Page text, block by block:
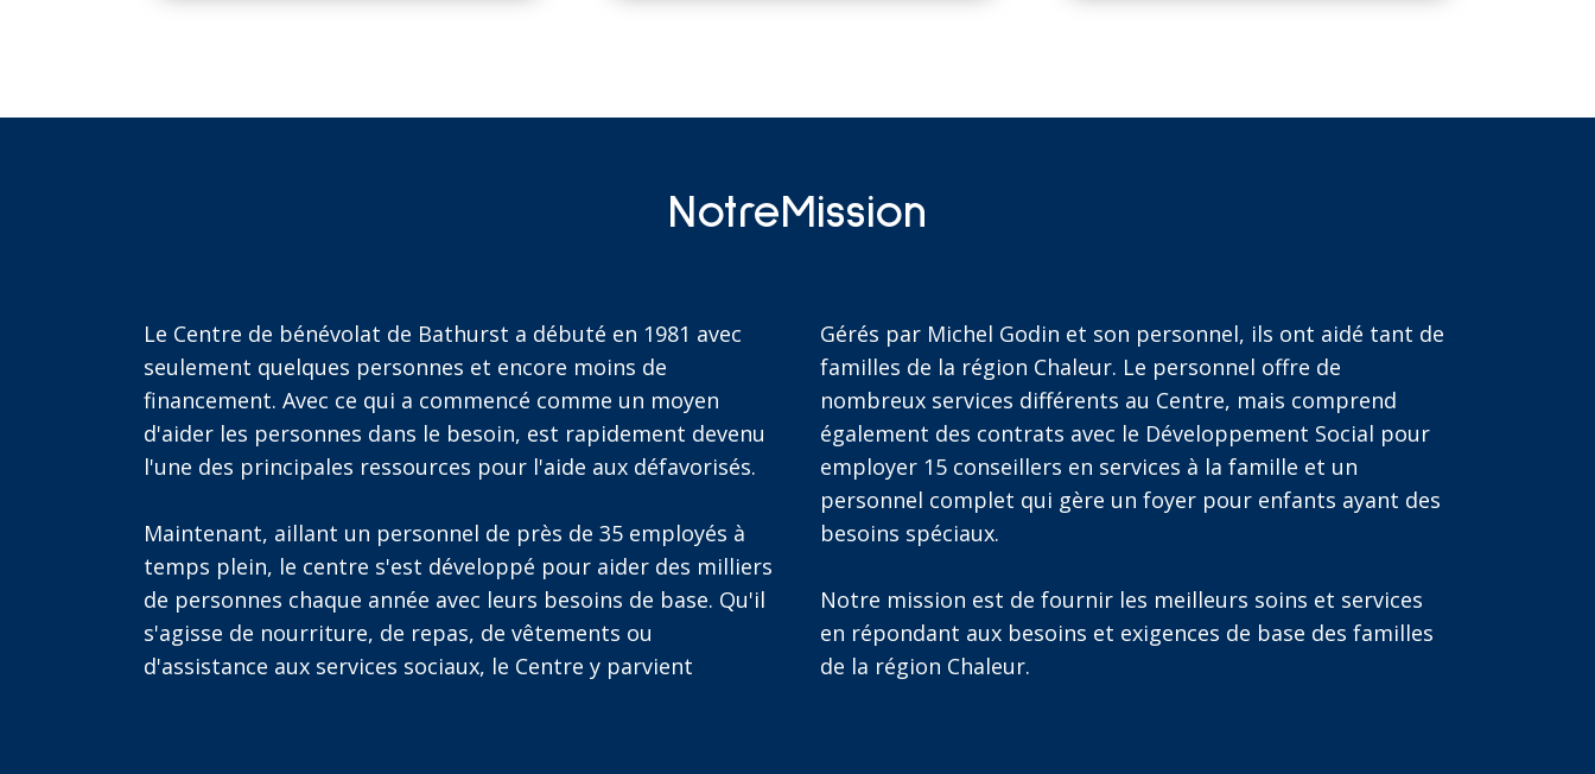
NotreMission
Le Centre de bénévolat de Bathurst a débuté en 1981 avec
seulement quelques personnes et encore moins de
financement. Avec ce qui a commencé comme un moyen
d'aider les personnes dans le besoin, est rapidement devenu
l'une des principales ressources pour l'aide aux défavorisés.
Maintenant, aillant un personnel de près de 35 employés à
temps plein, le centre s'est développé pour aider des milliers
de personnes chaque année avec leurs besoins de base. Qu'il
s'agisse de nourriture, de repas, de vêtements ou
d'assistance aux services sociaux, le Centre y parvient
Gérés par Michel Godin et son personnel, ils ont aidé tant de
familles de la région Chaleur. Le personnel offre de
nombreux services différents au Centre, mais comprend
également des contrats avec le Développement Social pour
employer 15 conseillers en services à la famille et un
personnel complet qui gère un foyer pour enfants ayant des
besoins spéciaux.
Notre mission est de fournir les meilleurs soins et services
en répondant aux besoins et exigences de base des familles
de la région Chaleur.